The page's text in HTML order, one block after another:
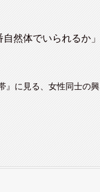
然体でいられるか」
』に見る、女性同士の興